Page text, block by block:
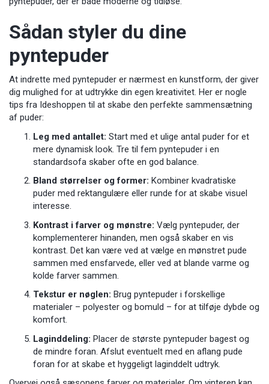
Sådan styler du dine
pyntepuder
At indrette med pyntepuder er nærmest en kunstform, der giver
dig mulighed for at udtrykke din egen kreativitet. Her er nogle
tips fra Ideshoppen til at skabe den perfekte sammensætning
af puder:
Leg med antallet: Start med et ulige antal puder for et
mere dynamisk look. Tre til fem pyntepuder i en
standardsofa skaber ofte en god balance.
Bland størrelser og former: Kombiner kvadratiske
puder med rektangulære eller runde for at skabe visuel
interesse.
Kontrast i farver og mønstre: Vælg pyntepuder, der
komplementerer hinanden, men også skaber en vis
kontrast. Det kan være ved at vælge en mønstret pude
sammen med ensfarvede, eller ved at blande varme og
kolde farver sammen.
Tekstur er nøglen: Brug pyntepuder i forskellige
materialer – polyester og bomuld – for at tilføje dybde og
komfort.
Laginddeling: Placer de største pyntepuder bagest og
de mindre foran. Afslut eventuelt med en aflang pude
foran for at skabe et hyggeligt laginddelt udtryk.